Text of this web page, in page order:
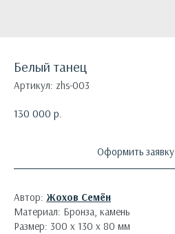
Белый танец
Артикул: zhs-003
130 000 р.
Оформить заявку
Автор: Жохов Семён
Материал: Бронза, камень
Размер: 300 х 130 х 80 мм